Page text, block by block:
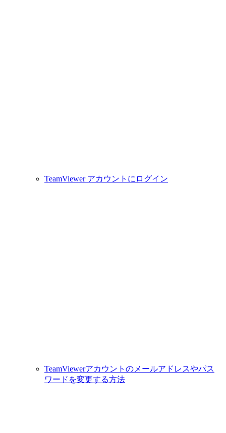
TeamViewer アカウントにログイン
TeamViewerアカウントのメールアドレスやパス
ワードを変更する方法